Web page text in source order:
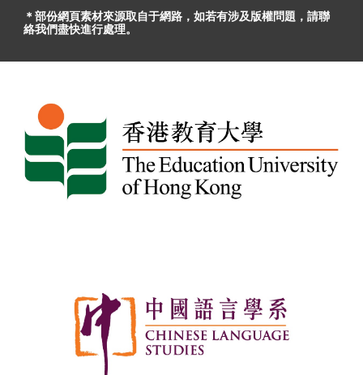
＊部份網頁素材來源取自于網路，如若有涉及版權問題 ，請聯
絡我們盡快進行處理。